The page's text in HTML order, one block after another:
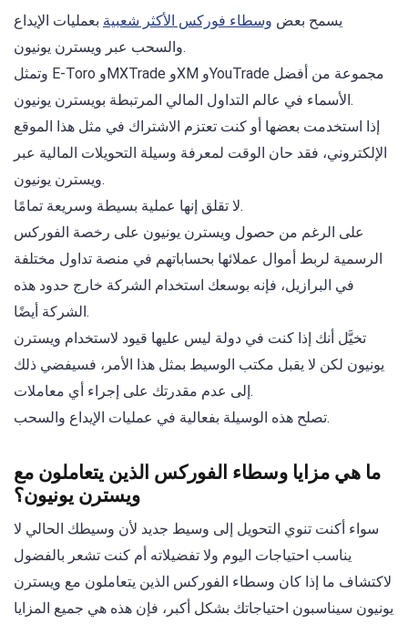
يسمح بعض وسطاء فوركس الأكثر شعبية بعمليات الإيداع
والسحب عبر ويسترن يونيون.
وتمثل E-Toro وMXTrade وXM وYouTrade مجموعة من أفضل
الأسماء في عالم التداول المالي المرتبطة بويسترن يونيون.
إذا استخدمت بعضها أو كنت تعتزم الاشتراك في مثل هذا الموقع
الإلكتروني، فقد حان الوقت لمعرفة وسيلة التحويلات المالية عبر
ويسترن يونيون.
لا تقلق إنها عملية بسيطة وسريعة تمامًا.
على الرغم من حصول ويسترن يونيون على رخصة الفوركس
الرسمية لربط أموال عملائها بحساباتهم في منصة تداول مختلفة
في البرازيل، فإنه بوسعك استخدام الشركة خارج حدود هذه
الشركة أيضًا.
تخيَّل أنك إذا كنت في دولة ليس عليها قيود لاستخدام ويسترن
يونيون لكن لا يقبل مكتب الوسيط بمثل هذا الأمر، فسيفضي ذلك
إلى عدم مقدرتك على إجراء أي معاملات.
تصلح هذه الوسيلة بفعالية في عمليات الإيداع والسحب.
ما هي مزايا وسطاء الفوركس الذين يتعاملون مع
ويسترن يونيون؟
سواء أكنت تنوي التحويل إلى وسيط جديد لأن وسيطك الحالي لا
يناسب احتياجات اليوم ولا تفضيلاته أم كنت تشعر بالفضول
لاكتشاف ما إذا كان وسطاء الفوركس الذين يتعاملون مع ويسترن
يونيون سيناسبون احتياجاتك بشكل أكبر، فإن هذه هي جميع المزايا